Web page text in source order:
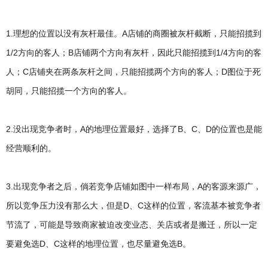
1.理想的位置以没有灰杆最佳。A店铺的商圈被灰杆截断，只能招揽到
1/2方向的客人；B店铺两个方向有灰杆，因此只能招揽到1/4方向的客
人；C店铺夹在两条灰杆之间，只能招揽两个方向的客人；D图位于死
胡同，只能招揽一个方向的客人。
2.没出现竞争者时，A的地理位置最好，选择了B、C、D的位置也是能
经营顺利的。
3.出现竞争者之后，倘若竞争店铺如图中一样布局，A的客源来源广，
所以竞争压力没有那么大，但是D、C这样的位置，客流基本被竞争者
节流了，可能是导致商家被迫改变业态、关店或者是搬迁，所以一定
要避免选D、C这样的地理位置，也尽量避免选B。